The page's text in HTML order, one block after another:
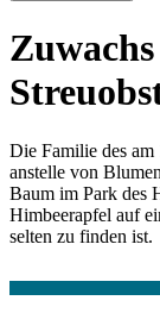
Die Familie des am
anstelle von
Baum im Park des
Himbeerapfel auf
selten zu finden ist.